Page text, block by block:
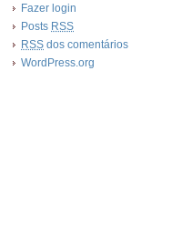
Fazer login
Posts RSS
RSS dos comentários
WordPress.org